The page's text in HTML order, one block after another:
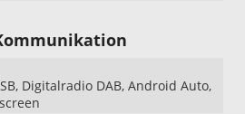
Digitalradio DAB, Android Auto,